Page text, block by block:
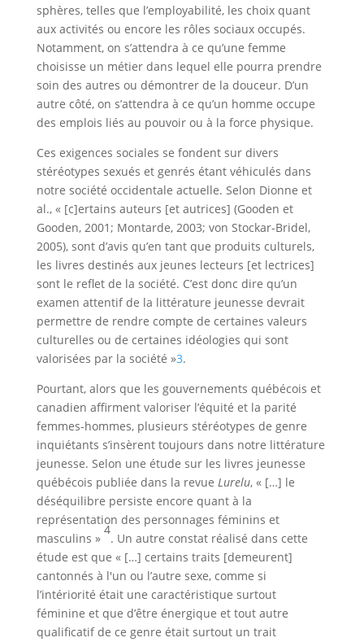
sphères, telles que l’employabilité, les choix quant
aux activités ou encore les rôles sociaux occupés.
Notamment, on s’attendra à ce qu’une femme
choisisse un métier dans lequel elle pourra prendre
soin des autres ou démontrer de la douceur. D’un
autre côté, on s’attendra à ce qu’un homme occupe
des emplois liés au pouvoir ou à la force physique.
Ces exigences sociales se fondent sur divers
stéréotypes sexués et genrés étant véhiculés dans
notre société occidentale actuelle. Selon Dionne et
al., « [c]ertains auteurs [et autrices] (Gooden et
Gooden, 2001; Montarde, 2003; von Stockar-Bridel,
2005), sont d’avis qu’en tant que produits culturels,
les livres destinés aux jeunes lecteurs [et lectrices]
sont le reflet de la société. C’est donc dire qu’un
examen attentif de la littérature jeunesse devrait
permettre de rendre compte de certaines valeurs
culturelles ou de certaines idéologies qui sont
valorisées par la société »3.
Pourtant, alors que les gouvernements québécois et
canadien affirment valoriser l’équité et la parité
femmes-hommes, plusieurs stéréotypes de genre
inquiétants s’insèrent toujours dans notre littérature
jeunesse. Selon une étude sur les livres jeunesse
québécois publiée dans la revue Lurelu, « […] le
déséquilibre persiste encore quant à la
représentation des personnages féminins et
masculins »
4
. Un autre constat réalisé dans cette
étude est que « […] certains traits [demeurent]
cantonnés à l'un ou l’autre sexe, comme si
l’intériorité était une caractéristique surtout
féminine et que d’être énergique et tout autre
qualificatif de ce genre était surtout un trait